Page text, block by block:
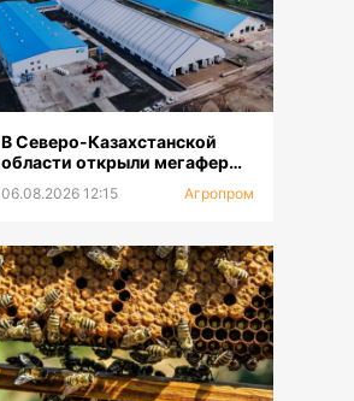
В Северо-Казахстанской
области открыли мегаферму
Азии доильной установкой
06.08.2026 12:15 Агропром